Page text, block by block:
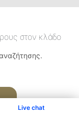
Live chat
στον κλάδο